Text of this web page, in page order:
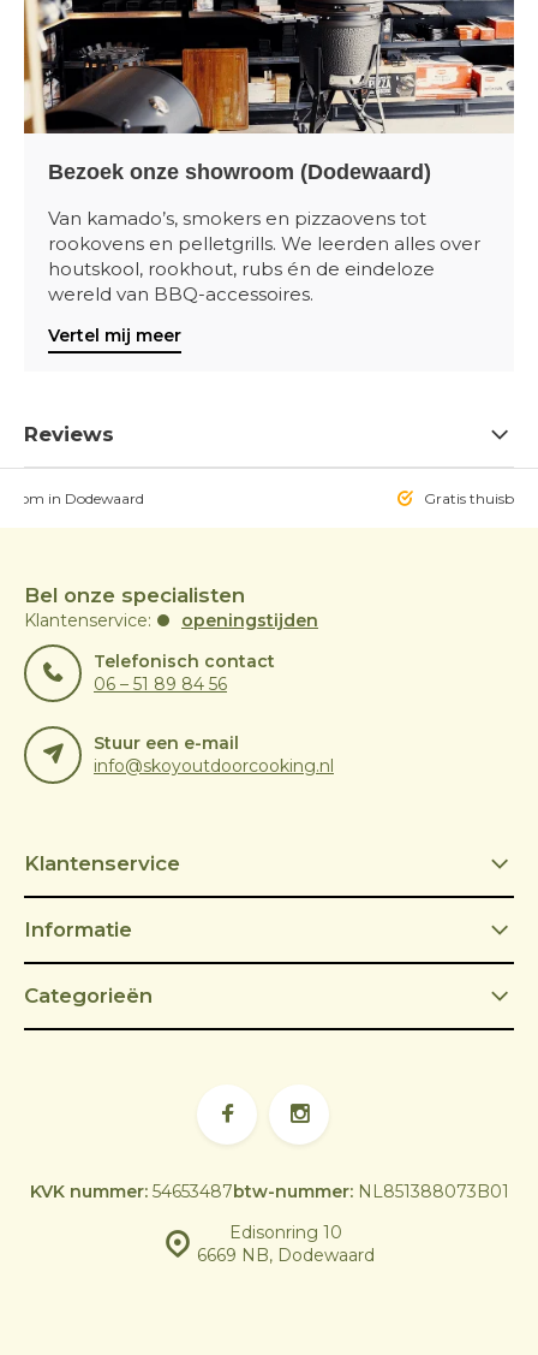
Bezoek onze showroom (Dodewaard)
Van kamado’s, smokers en pizzaovens tot
rookovens en pelletgrills. We leerden alles over
houtskool, rookhout, rubs én de eindeloze
wereld van BBQ-accessoires.
Vertel mij meer
Reviews
in Dodewaard Gratis
Bel onze specialisten
Klantenservice:
openingstijden
Telefonisch contact
06 – 51 89 84 56
Stuur een e-mail
info@skoyoutdoorcooking.nl
Klantenservice
Informatie
Categorieën
Edisonring 10
6669 NB, Dodewaard
KVK nummer:54653487btw-nummer:NL851388073B01